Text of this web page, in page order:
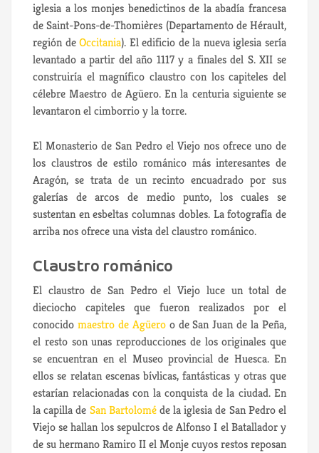
iglesia a los monjes benedictinos de la abadía francesa
de Saint-Pons-de-Thomières (Departamento de Hérault,
región deOccitania). El edificio de la nueva iglesia sería
levantado a partir del año 1117 y a finales del S. XII se
construiría el magnífico claustro con los capiteles del
célebre Maestro de Agüero. En la centuria siguiente se
levantaron el cimborrio y la torre.
El Monasterio de San Pedro el Viejo nos ofrece uno de
los claustros de estilo románico más interesantes de
Aragón, se trata de un recinto encuadrado por sus
galerías de arcos de medio punto, los cuales se
sustentan en esbeltas columnas dobles. La fotografía de
arriba nos ofrece una vista del claustro románico.
Claustro románico
El claustro de San Pedro el Viejo luce un total de
dieciocho capiteles que fueron realizados por el
conocido maestro de Agüeroo de San Juan de la Peña,
el resto son unas reproducciones de los originales que
se encuentran en el Museo provincial de Huesca. En
ellos se relatan escenas bívlicas, fantásticas y otras que
estarían relacionadas con la conquista de la ciudad. En
la capilla de San Bartoloméde la iglesia de San Pedro el
Viejo se hallan los sepulcros de Alfonso I el Batallador y
de su hermano Ramiro II el Monje cuyos restos reposan